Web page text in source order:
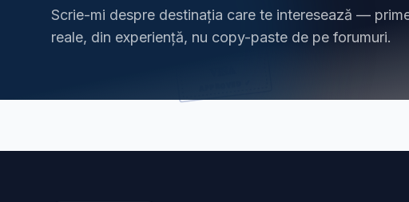
Scrie-mi despre destinația care te interesează —
reale, din experiență, nu copy-paste de pe forumuri.